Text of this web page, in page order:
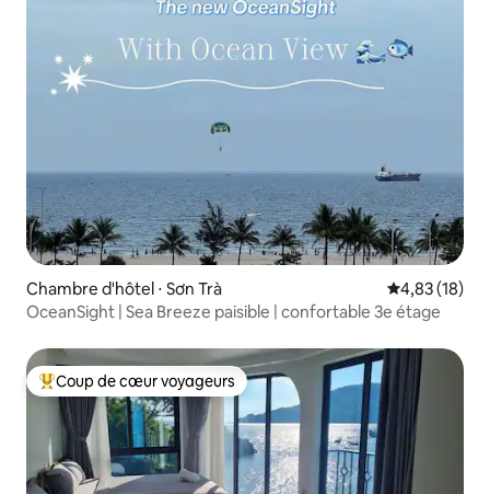
Chambre d'hôtel ⋅ Sơn Trà Évaluation
4,83 (18)
OceanSight | Sea Breeze paisible | confortable 3e étage
Coups de cœur voyageurs les plus appréciés
Coup de cœur voyageurs